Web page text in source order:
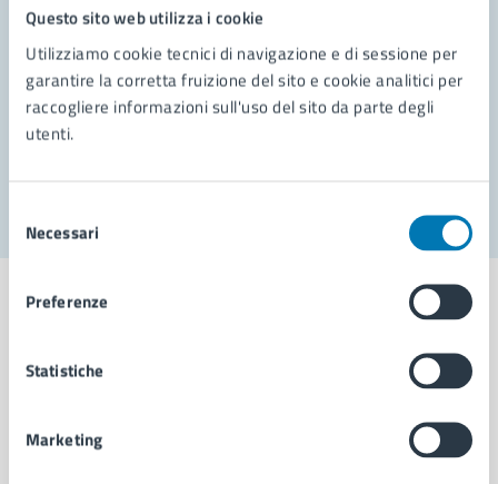
Questo sito web utilizza i cookie
Utilizziamo cookie tecnici di navigazione e di sessione per
garantire la corretta fruizione del sito e cookie analitici per
raccogliere informazioni sull'uso del sito da parte degli
utenti.
delNecessari
Preferenze
Statistiche
Marketing
Richiedi assistenza
Prenota appuntamento
Problemi in città
Comune di Napoli
AMMINISTRAZIONE